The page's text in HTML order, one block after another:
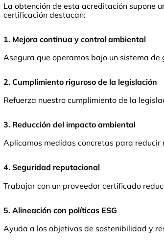
La obtención de esta acreditación supone
certificación destacan:
1. Mejora continua y control ambiental
Asegura que operamos bajo un sistema
2. Cumplimiento riguroso de la legislación
Refuerza nuestro cumplimiento de la
3. Reducción del impacto ambiental
Aplicamos medidas concretas para
4. Seguridad reputacional
Trabajar con un proveedor certificado
5. Alineación con políticas ESG
Ayuda a los objetivos de sostenibilidad y